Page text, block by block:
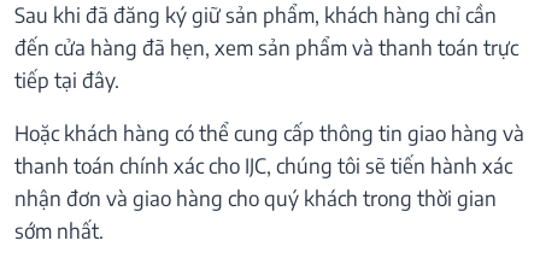
Sau khi đã đăng ký giữ sản phẩm, khách hàng chỉ cần
đến cửa hàng đã hẹn, xem sản phẩm và thanh toán trực
tiếp tại đây.
Hoặc khách hàng có thể cung cấp thông tin giao hàng và
thanh toán chính xác cho IJC, chúng tôi sẽ tiến hành xác
nhận đơn và giao hàng cho quý khách trong thời gian
sớm nhất.